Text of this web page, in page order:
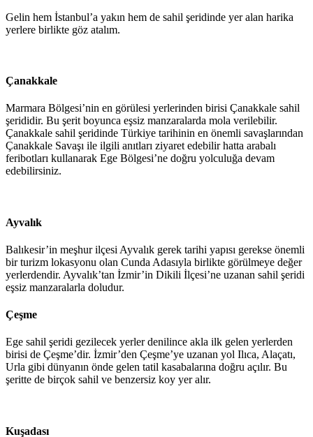
Gelin hem İstanbul’a yakın hem de sahil şeridinde yer alan harika
yerlere birlikte göz atalım.
Çanakkale
Marmara Bölgesi’nin en görülesi yerlerinden birisi Çanakkale sahil
şerididir. Bu şerit boyunca eşsiz manzaralarda mola verilebilir.
Çanakkale sahil şeridinde Türkiye tarihinin en önemli savaşlarından
Çanakkale Savaşı ile ilgili anıtları ziyaret edebilir hatta arabalı
feribotları kullanarak Ege Bölgesi’ne doğru yolculuğa devam
edebilirsiniz.
Ayvalık
Balıkesir’in meşhur ilçesi Ayvalık gerek tarihi yapısı gerekse önemli
bir turizm lokasyonu olan Cunda Adasıyla birlikte görülmeye değer
yerlerdendir. Ayvalık’tan İzmir’in Dikili İlçesi’ne uzanan sahil şeridi
eşsiz manzaralarla doludur.
Çeşme
Ege sahil şeridi gezilecek yerler denilince akla ilk gelen yerlerden
birisi de Çeşme’dir. İzmir’den Çeşme’ye uzanan yol Ilıca, Alaçatı,
Urla gibi dünyanın önde gelen tatil kasabalarına doğru açılır. Bu
şeritte de birçok sahil ve benzersiz koy yer alır.
Kuşadası